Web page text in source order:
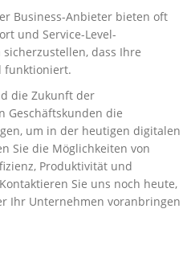
Business-Anbieter bieten oft
und Service-Level-
sicherzustellen, dass Ihre
funktioniert.
die Zukunft der
Geschäftskunden die
um in der heutigen digitalen
Sie die Möglichkeiten von
Produktivität und
Sie uns noch heute,
Ihr Unternehmen voranbringen